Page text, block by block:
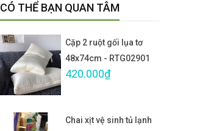
CÓ THỂ BẠN QUAN TÂM
Cặp 2 ruột gối lụa tơ
48x74cm - RTG02901
420.000₫
Chai xịt vệ sinh tủ lạnh